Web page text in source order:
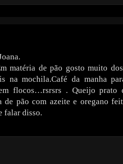
matéria de pão gosto muito
na mochila.Café da manha
flocos…rsrsrs . Queijo prato
de pão com azeite e oregano
falar disso.